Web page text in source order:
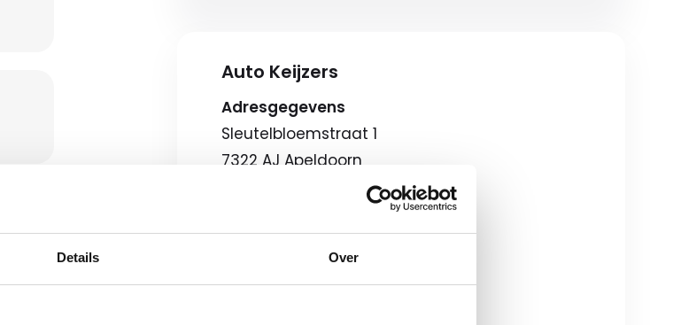
Details Over
Auto Keijzers
Adresgegevens
Sleutelbloemstraat 1
7322 AJ Apeldoorn
Openingstijden